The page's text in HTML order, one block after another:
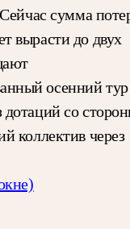
сумма
вырасти до двух
осенний тур
со
коллектив через